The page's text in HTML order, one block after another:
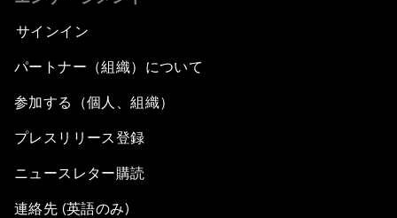
サインイン
パートナー（組織）について
参加する（個人、組織）
プレスリリース登録
ニュースレター購読
連絡先 (英語のみ)